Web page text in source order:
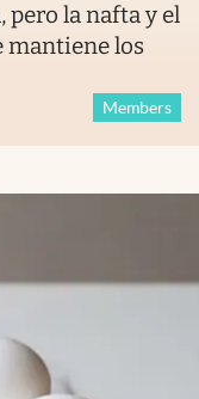
pero la nafta y el
mantiene los
Members